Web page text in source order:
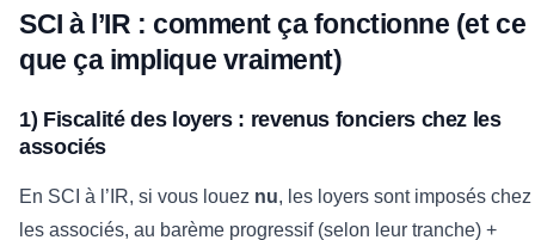
SCI à l’IR : comment ça fonctionne (et ce
que ça implique vraiment)
1) Fiscalité des loyers : revenus fonciers chez les
associés
En SCI à l’IR, si vous louez nu, les loyers sont imposés chez
les associés, au barème progressif (selon leur tranche) +